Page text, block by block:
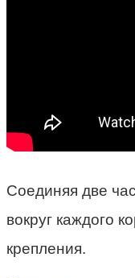
Соединяя две
вокруг каждого
крепления.